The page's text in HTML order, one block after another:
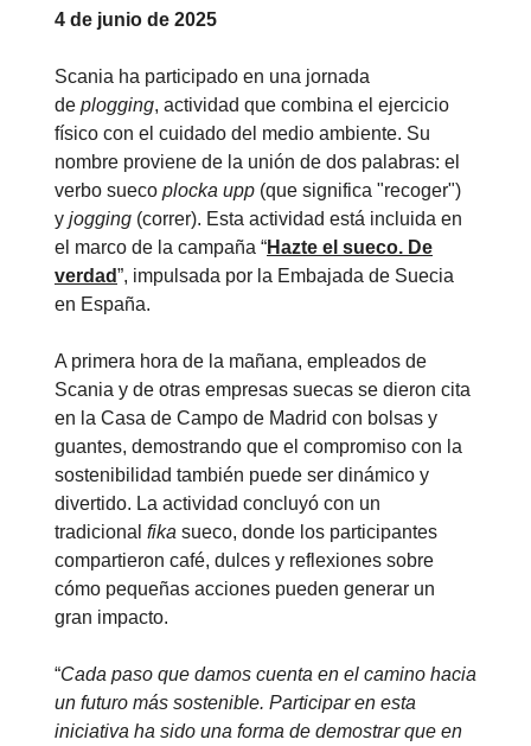
4 de junio de 2025
Scania ha participado en una jornada
de plogging, actividad que combina el ejercicio
físico con el cuidado del medio ambiente. Su
nombre proviene de la unión de dos palabras: el
verbo sueco plocka upp (que significa "recoger")
y jogging (correr). Esta actividad está incluida en
el marco de la campaña “Hazte el sueco. De
verdad”, impulsada por la Embajada de Suecia
en España.
A primera hora de la mañana, empleados de
Scania y de otras empresas suecas se dieron cita
en la Casa de Campo de Madrid con bolsas y
guantes, demostrando que el compromiso con la
sostenibilidad también puede ser dinámico y
divertido. La actividad concluyó con un
tradicional fika sueco, donde los participantes
compartieron café, dulces y reflexiones sobre
cómo pequeñas acciones pueden generar un
gran impacto.
“Cada paso que damos cuenta en el camino hacia
un futuro más sostenible. Participar en esta
iniciativa ha sido una forma de demostrar que en